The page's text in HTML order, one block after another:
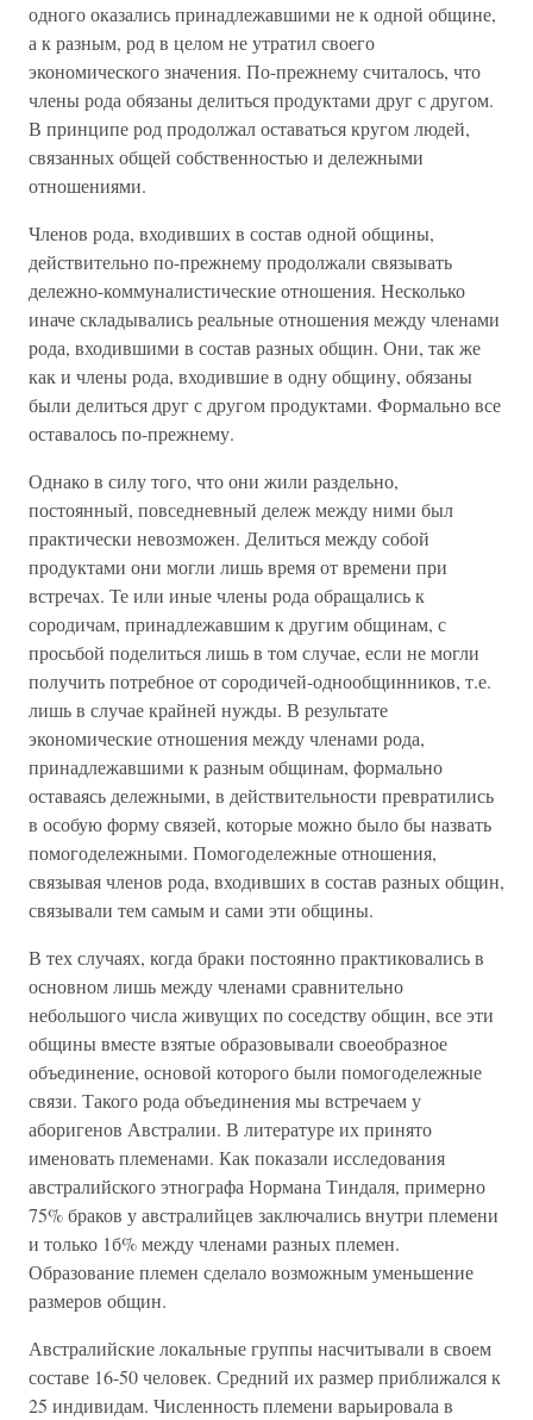
одного оказались принадлежавшими не к одной общине,
а к разным, род в целом не утратил своего
экономического значения. По-прежнему считалось, что
члены рода обязаны делиться продуктами друг с другом.
В принципе род продолжал оставаться кругом людей,
связанных общей собственностью и дележными
отношениями.
Членов рода, входивших в состав одной общины,
действительно по-прежнему продолжали связывать
дележно-коммуналистические отношения. Несколько
иначе складывались реальные отношения между членами
рода, входившими в состав разных общин. Они, так же
как и члены рода, входившие в одну общину, обязаны
были делиться друг с другом продуктами. Формально все
оставалось по-прежнему.
Однако в силу того, что они жили раздельно,
постоянный, повседневный дележ между ними был
практически невозможен. Делиться между собой
продуктами они могли лишь время от времени при
встречах. Те или иные члены рода обращались к
сородичам, принадлежавшим к другим общинам, с
просьбой поделиться лишь в том случае, если не могли
получить потребное от сородичей-однообщинников, т.е.
лишь в случае крайней нужды. В результате
экономические отношения между членами рода,
принадлежавшими к разным общинам, формально
оставаясь дележными, в действительности превратились
в особую форму связей, которые можно было бы назвать
помогодележными. Помогодележные отношения,
связывая членов рода, входивших в состав разных общин,
связывали тем самым и сами эти общины.
В тех случаях, когда браки постоянно практиковались в
основном лишь между членами сравнительно
небольшого числа живущих по соседству общин, все эти
общины вместе взятые образовывали своеобразное
объединение, основой которого были помогодележные
связи. Такого рода объединения мы встречаем у
аборигенов Австралии. В литературе их принято
именовать племенами. Как показали исследования
австралийского этнографа Нормана Тиндаля, примерно
75% браков у австралийцев заключались внутри племени
и только 1б% между членами разных племен.
Образование племен сделало возможным уменьшение
размеров общин.
Австралийские локальные группы насчитывали в своем
составе 16-50 человек. Средний их размер приближался к
25 индивидам. Численность племени варьировала в